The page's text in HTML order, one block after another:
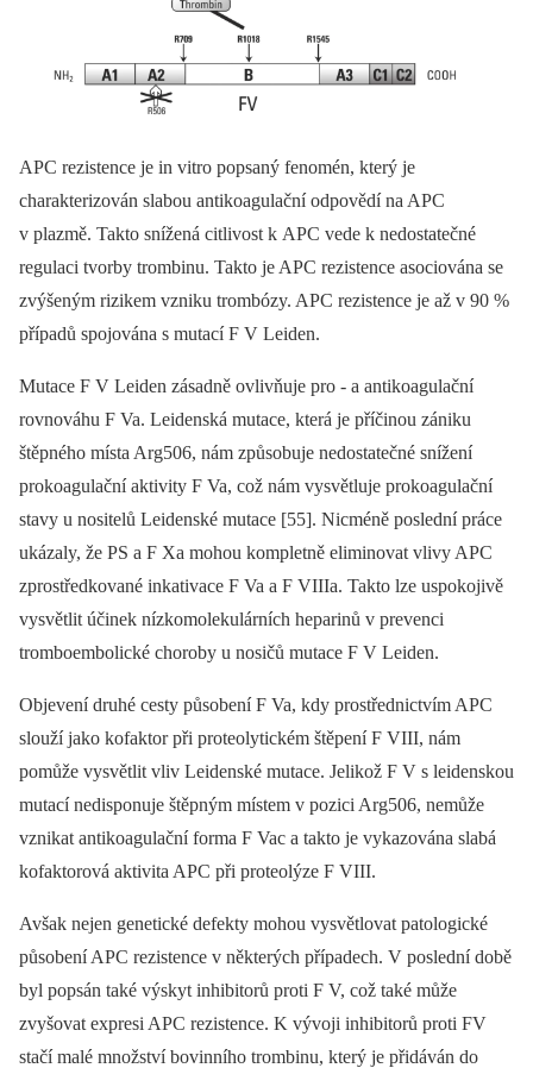
APC rezistence je in vitro popsaný fenomén, který je
charakterizován slabou antikoagulační odpovědí na APC
v plazmě. Takto snížená citlivost k APC vede k nedostatečné
regulaci tvorby trombinu. Takto je APC rezistence asociována se
zvýšeným rizikem vzniku trombózy. APC rezistence je až v 90 %
případů spojována s mutací F V Leiden.
Mutace F V Leiden zásadně ovlivňuje pro ‑⁠ a antikoagulační
rovnováhu F Va. Leidenská mutace, která je příčinou zániku
štěpného místa Arg506, nám způsobuje nedostatečné snížení
prokoagulační aktivity F Va, což nám vysvětluje prokoagulační
stavy u nositelů Leidenské mutace [55]. Nicméně poslední práce
ukázaly, že PS a F Xa mohou kompletně eliminovat vlivy APC
zprostředkované inkativace F Va a F VIIIa. Takto lze uspokojivě
vysvětlit účinek nízkomolekulárních he­pa­rinů v prevenci
tromboembolické choroby u nosičů mutace F V Leiden.
Objevení druhé cesty působení F Va, kdy prostřednictvím APC
slouží jako kofaktor při proteolytickém štěpení F VIII, nám
pomůže vysvětlit vliv Leidenské mutace. Jelikož F V s leidenskou
mutací nedisponuje štěpným místem v pozici Arg506, nemůže
vznikat antikoagulační forma F Vac a takto je vykazována slabá
kofaktorová aktivita APC při proteolýze F VIII.
Avšak nejen genetické defekty mohou vysvětlovat patologické
působení APC rezistence v ně­kte­rých případech. V poslední době
byl popsán také výskyt inhibitorů proti F V, což také může
zvyšovat expresi APC rezistence. K vývoji inhibitorů proti FV
stačí malé množství bovinního trombinu, který je přidáván do